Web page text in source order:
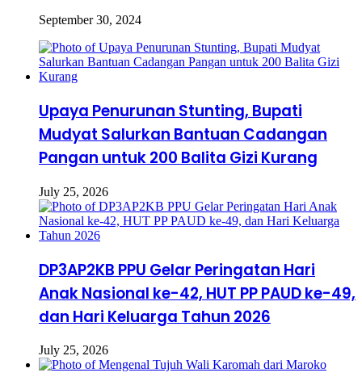
September 30, 2024
Upaya Penurunan Stunting, Bupati
Mudyat Salurkan Bantuan Cadangan
Pangan untuk 200 Balita Gizi Kurang
July 25, 2026
DP3AP2KB PPU Gelar Peringatan Hari
Anak Nasional ke-42, HUT PP PAUD ke-49,
dan Hari Keluarga Tahun 2026
July 25, 2026